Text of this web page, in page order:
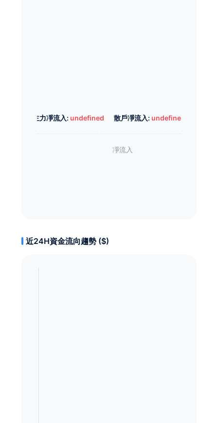
主力凈流入: undefined 散戶凈流入: undefined
近24H資金流向趨勢 ($)